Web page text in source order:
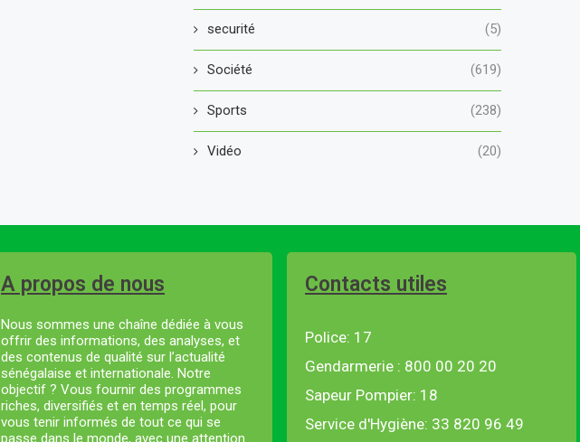
securité (5)
Société (619)
Sports (238)
Vidéo (20)
A propos de nous
Nous sommes une chaîne dédiée à vous
offrir des informations, des analyses, et
des contenus de qualité sur l’actualité
sénégalaise et internationale. Notre
objectif ? Vous fournir des programmes
riches, diversifiés et en temps réel, pour
vous tenir informés de tout ce qui se
passe dans le monde, avec une attention
Contacts utiles
Police: 17
Gendarmerie : 800 00 20 20
Sapeur Pompier: 18
Service d'Hygiène: 33 820 96 49